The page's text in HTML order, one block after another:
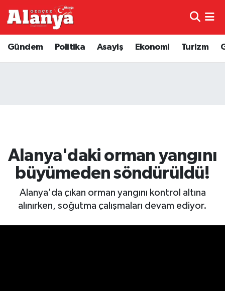
Gündem Politika Asayiş Ekonomi Turizm
Alanya'daki orman yangını
büyümeden söndürüldü!
Alanya'da çıkan orman yangını kontrol altına
alınırken, soğutma çalışmaları devam ediyor.
Genel
Diğer
Dünya
Trafik Durumu
Haber Arşivi